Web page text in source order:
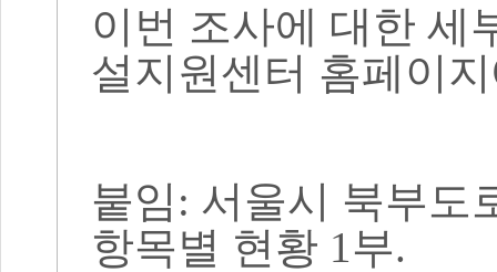
이번 조사에 대한 세
설지원센터 홈페이
붙임 : 서울시 북부도
항목별 현황 1부.